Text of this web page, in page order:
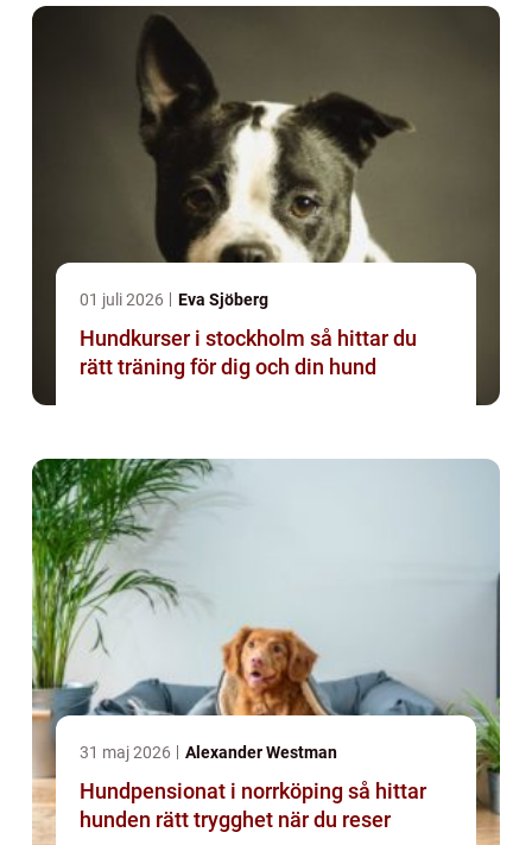
01 juli 2026 Eva Sjöberg
Hundkurser i stockholm så hittar du
rätt träning för dig och din hund
31 maj 2026 Alexander Westman
Hundpensionat i norrköping så hittar
hunden rätt trygghet när du reser